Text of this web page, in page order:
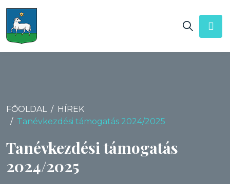
FŐOLDAL
HÍREK
Tanévkezdési támogatás 2024/2025
Tanévkezdési támogatás
2024/2025